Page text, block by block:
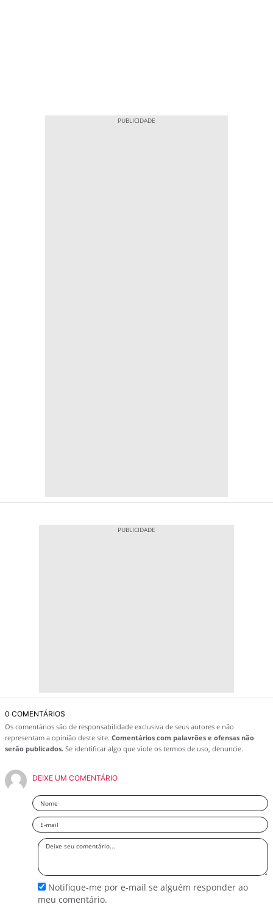
0 COMENTÁRIOS
Os comentários são de responsabilidade exclusiva de seus autores e não
representam a opinião deste site. Comentários com palavrões e ofensas não
serão publicados. Se identificar algo que viole os termos de uso, denuncie.
DEIXE UM COMENTÁRIO
Nome
Email
Deixe
Notifique-me por e-mail se alguém responder ao
meu comentário.